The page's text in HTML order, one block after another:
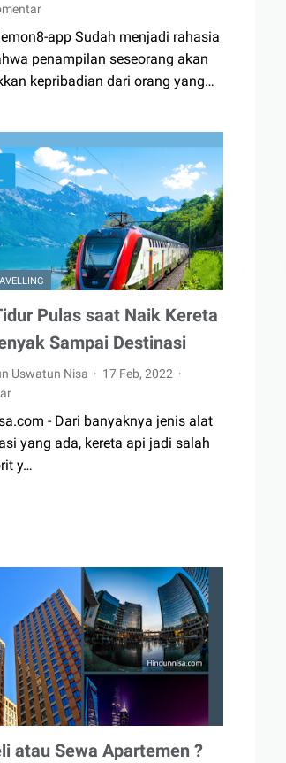
app Sudah menjadi rahasia
penampilan seseorang akan
kepribadian dari orang yang…
Pulas saat Naik Kereta
Sampai Destinasi
Uswatun Nisa
17 Feb, 2022
- Dari banyaknya jenis alat
yang ada, kereta api jadi salah
y…
atau Sewa Apartemen ?